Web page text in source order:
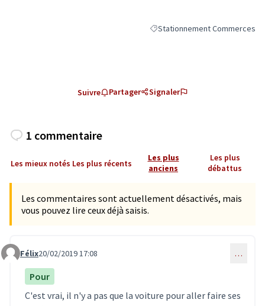
Filtrer les résultats de la
Stationnement Commerces
Suivre Partager Signaler
1 commentaire
Les mieux notés Les plus récents
Les plus
anciens
Les plus
débattus
Les commentaires sont actuellement désactivés, mais
vous pouvez lire ceux déjà saisis.
Commentaire 1280
Félix20/02/2019 17:08 …
Pour
C'est vrai, il n'y a pas que la voiture pour aller faire ses